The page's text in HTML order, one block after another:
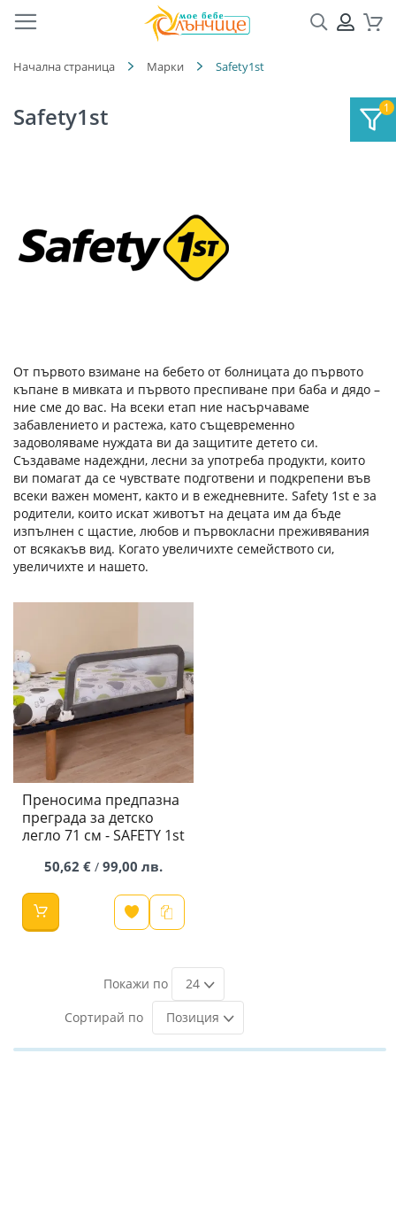
Търсене
Начална страница Марки Safety1st
Safety1st
От първото взимане на бебето от болницата до първото
къпане в мивката и първото преспиване при баба и дядо –
ние сме до вас. На всеки етап ние насърчаваме
забавлението и растежа, като същевременно
задоволяваме нуждата ви да защитите детето си.
Създаваме надеждни, лесни за употреба продукти, които
ви помагат да се чувствате подготвени и подкрепени във
всеки важен момент, както и в ежедневните. Safety 1st е за
родители, които искат животът на децата им да бъде
изпълнен с щастие, любов и първокласни преживявания
от всякакъв вид. Когато увеличихте семейството си,
увеличихте и нашето.
Преносима предпазна
преграда за детско
легло 71 см - SAFETY 1st
50,62 € / 99,00 лв.
24
Позиция